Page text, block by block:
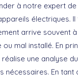
à notre expert
électriques.
arrive souvent à
mal installé. En
réalise une analyse
nécessaires. En tant